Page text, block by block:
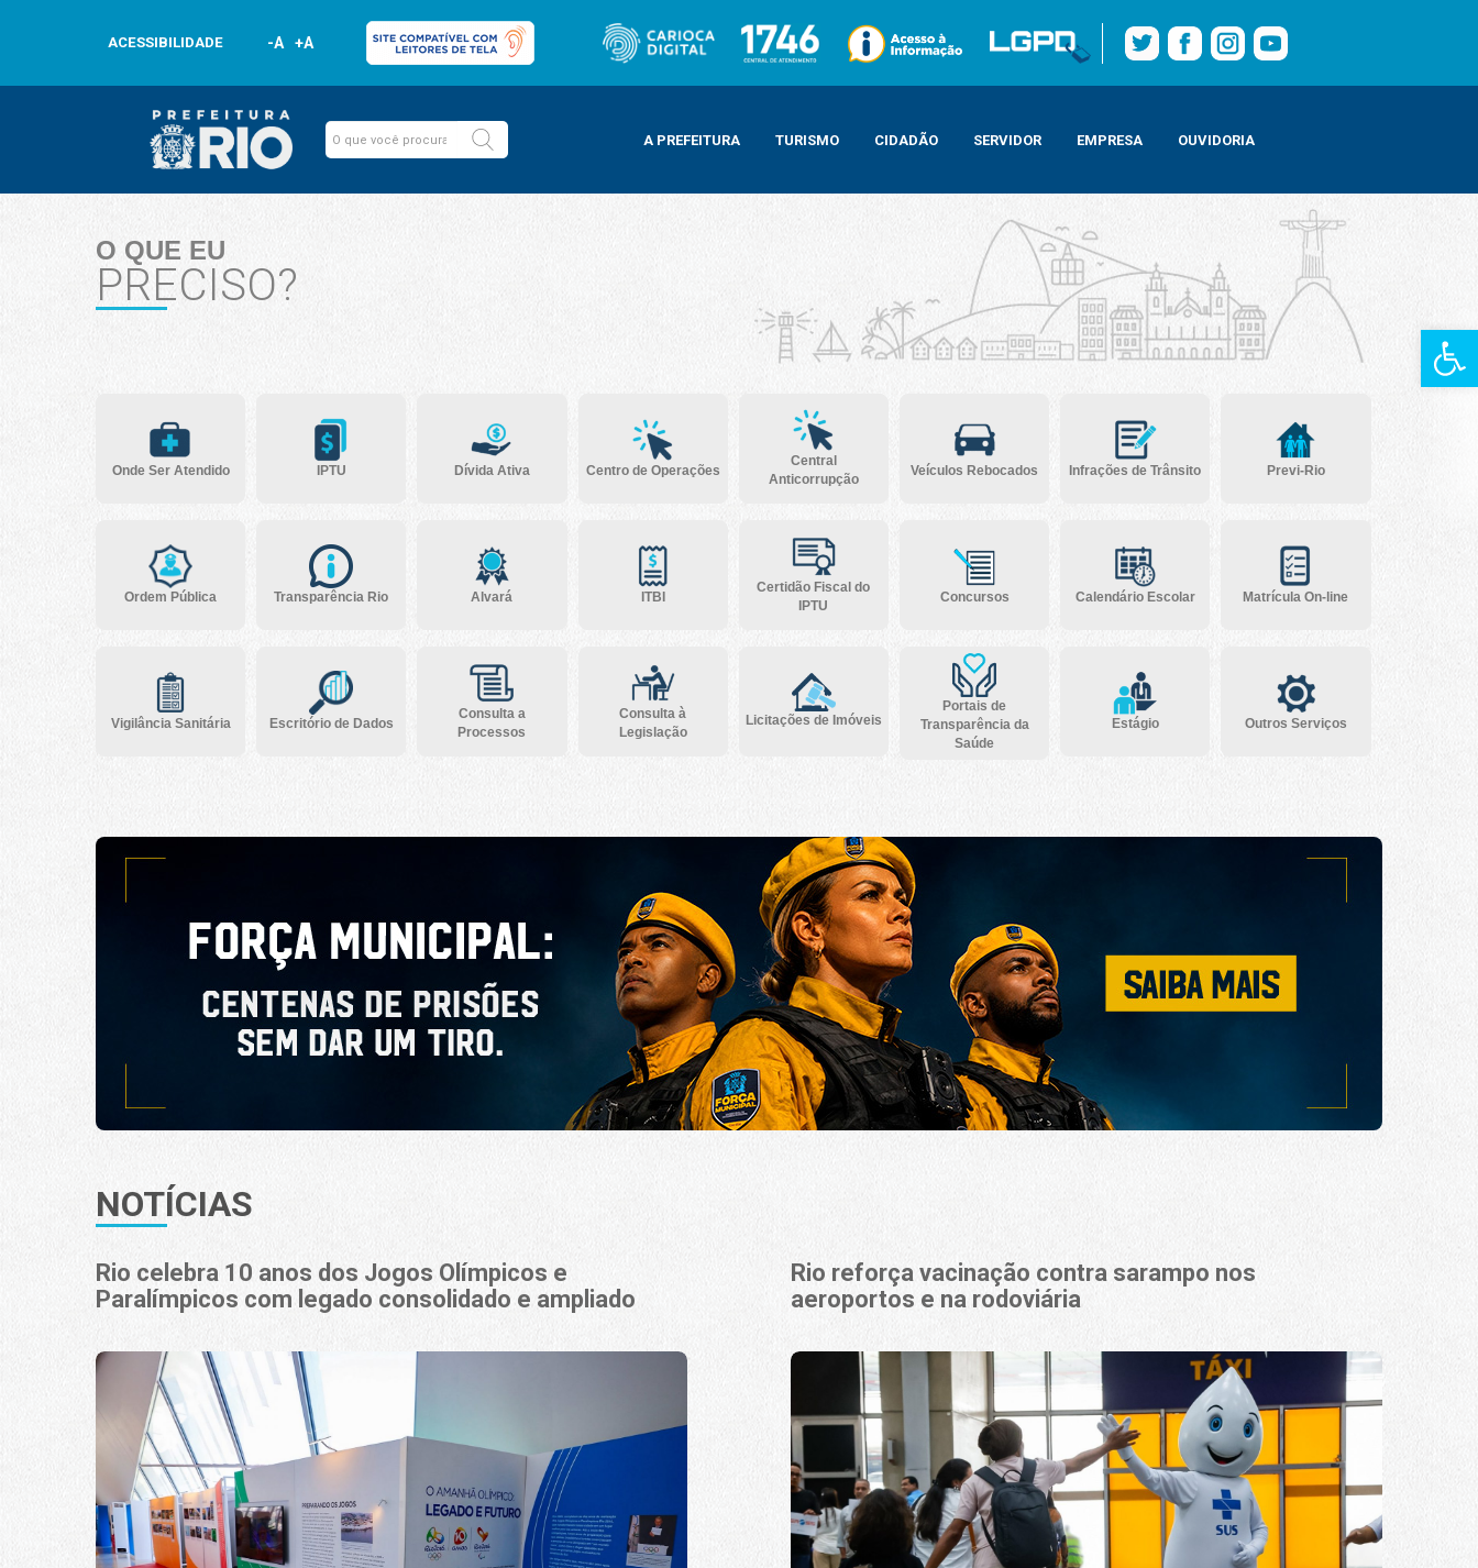
Barra de
ACESSIBILIDADE -A +A
A PREFEITURA TURISMO CIDADÃO SERVIDOR EMPRESA OUVIDORIA
O QUE EU
PRECISO?
Onde Ser Atendido IPTU Dívida Ativa Centro de Operações
Central
Anticorrupção
Veículos Rebocados Infrações de Trânsito Previ-Rio
Ordem Pública Transparência Rio Alvará ITBI
Certidão Fiscal do
IPTU
Concursos Calendário Escolar Matrícula On-line
Vigilância Sanitária Escritório de Dados
Consulta a
Processos
Consulta à
Legislação
Licitações de Imóveis
Portais de
Transparência da
Saúde
Estágio Outros Serviços
NOTÍCIAS
Rio celebra 10 anos dos Jogos Olímpicos e
Paralímpicos com legado consolidado e ampliado
Rio reforça vacinação contra sarampo nos
aeroportos e na rodoviária